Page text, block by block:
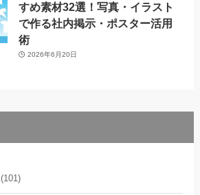
すめ素材32選！写真・イラスト
で作る社内掲示・ポスター活用
術
2026年6月20日
(101)